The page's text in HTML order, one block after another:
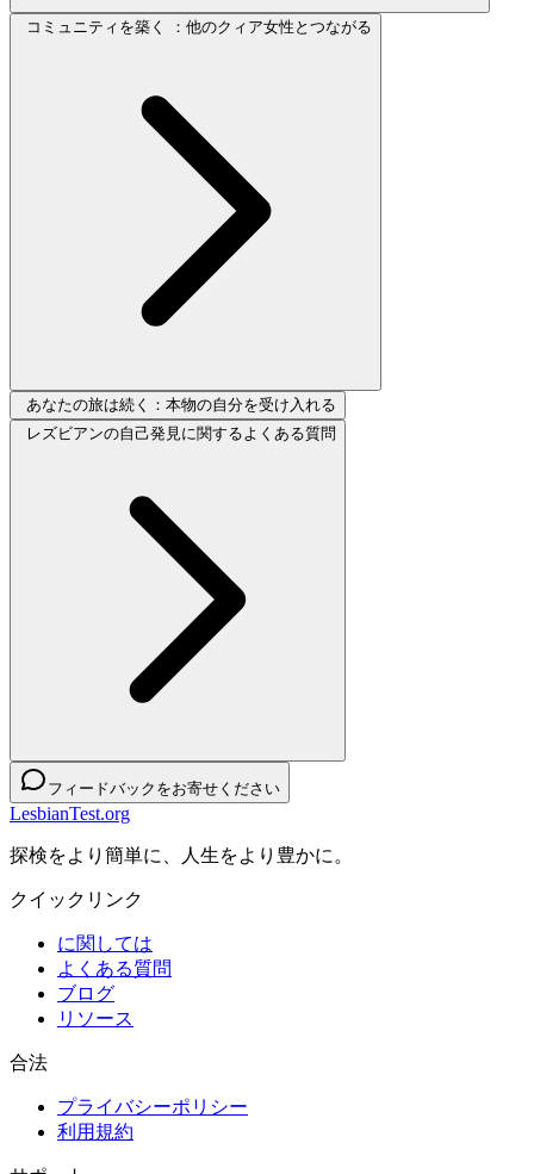
コミュニティを築く ：他のクィア女性とつながる
あなたの旅は続く：本物の自分を受け入れる
レズビアンの自己発見に関するよくある質問
フィードバックをお寄せください
LesbianTest.org
探検をより簡単に、人生をより豊かに。
クイックリンク
に関しては
よくある質問
ブログ
リソース
合法
プライバシーポリシー
利用規約